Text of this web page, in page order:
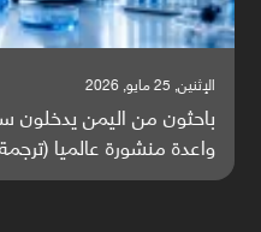
الإثنين, 25 مايو, 2026
باحثون من اليمن يدخلون
واعدة منشورة عالميا (ترجمة)